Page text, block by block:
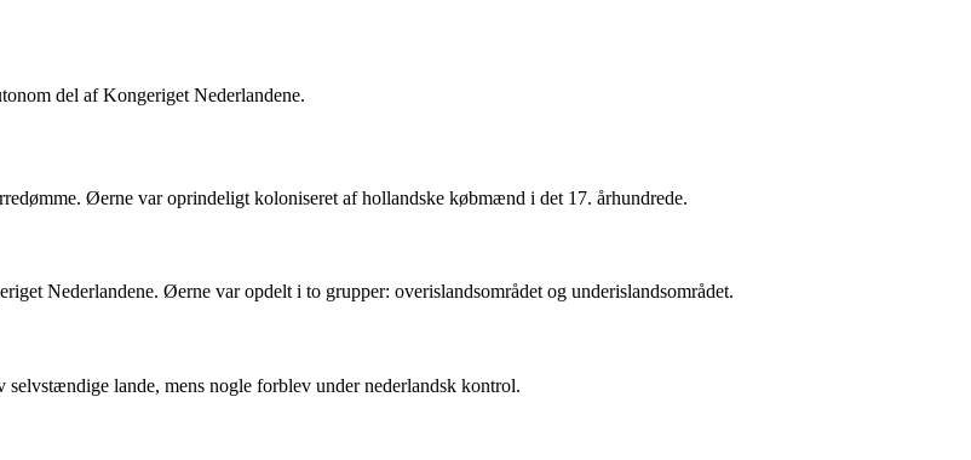
del af Kongeriget Nederlandene.
Øerne var oprindeligt koloniseret af hollandske købmænd i det 17. århundrede.
Nederlandene. Øerne var opdelt i to grupper: overislandsområdet og underislandsområdet.
lande, mens nogle forblev under nederlandsk kontrol.